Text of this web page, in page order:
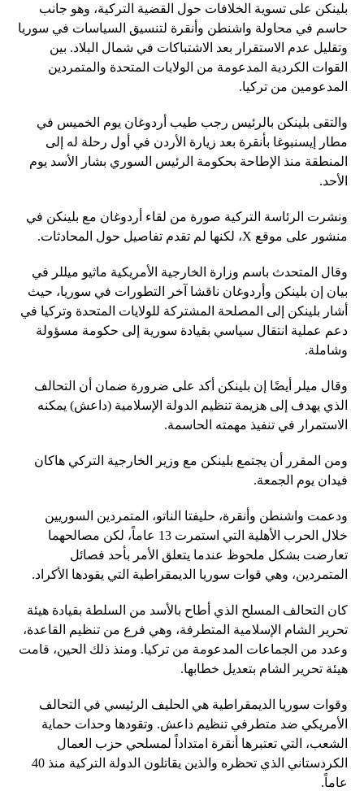
بلينكن على تسوية الخلافات حول القضية التركية، وهو جانب
حاسم في محاولة واشنطن وأنقرة لتنسيق السياسات في سوريا
وتقليل عدم الاستقرار بعد الاشتباكات في شمال البلاد. بين
القوات الكردية المدعومة من الولايات المتحدة والمتمردين
المدعومين من تركيا.
والتقى بلينكن بالرئيس رجب طيب أردوغان يوم الخميس في
مطار إيسنبوغا بأنقرة بعد زيارة الأردن في أول رحلة له إلى
المنطقة منذ الإطاحة بحكومة الرئيس السوري بشار الأسد يوم
الأحد.
ونشرت الرئاسة التركية صورة من لقاء أردوغان مع بلينكن في
منشور على موقع X، لكنها لم تقدم تفاصيل حول المحادثات.
وقال المتحدث باسم وزارة الخارجية الأمريكية ماثيو ميللر في
بيان إن بلينكن وأردوغان ناقشا آخر التطورات في سوريا، حيث
أشار بلينكن إلى المصلحة المشتركة للولايات المتحدة وتركيا في
دعم عملية انتقال سياسي بقيادة سورية إلى حكومة مسؤولة
وشاملة.
وقال ميلر أيضًا إن بلينكن أكد على ضرورة ضمان أن التحالف
الذي يهدف إلى هزيمة تنظيم الدولة الإسلامية (داعش) يمكنه
الاستمرار في تنفيذ مهمته الحاسمة.
ومن المقرر أن يجتمع بلينكن مع وزير الخارجية التركي هاكان
فيدان يوم الجمعة.
ودعمت واشنطن وأنقرة، حليفتا الناتو، المتمردين السوريين
خلال الحرب الأهلية التي استمرت 13 عاماً، لكن مصالحهما
تعارضت بشكل ملحوظ عندما يتعلق الأمر بأحد فصائل
المتمردين، وهي قوات سوريا الديمقراطية التي يقودها الأكراد.
كان التحالف المسلح الذي أطاح بالأسد من السلطة بقيادة هيئة
تحرير الشام الإسلامية المتطرفة، وهي فرع من تنظيم القاعدة،
وعدد من الجماعات المدعومة من تركيا. ومنذ ذلك الحين، قامت
هيئة تحرير الشام بتعديل خطابها.
وقوات سوريا الديمقراطية هي الحليف الرئيسي في التحالف
الأمريكي ضد متطرفي تنظيم داعش. وتقودها وحدات حماية
الشعب، التي تعتبرها أنقرة امتداداً لمسلحي حزب العمال
الكردستاني الذي تحظره والذين يقاتلون الدولة التركية منذ 40
عاماً.